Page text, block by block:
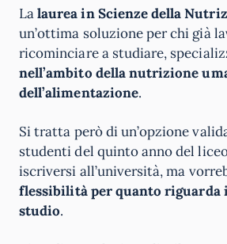
Lalaurea in Scienze della
un’ottima soluzione per chi già
ricominciare a studiare,
nell’ambito della nutrizione
dell’alimentazione.
Si tratta però di un’opzione
studenti del quinto anno del
iscriversi all’università, ma
flessibilità per quanto riguarda
studio.